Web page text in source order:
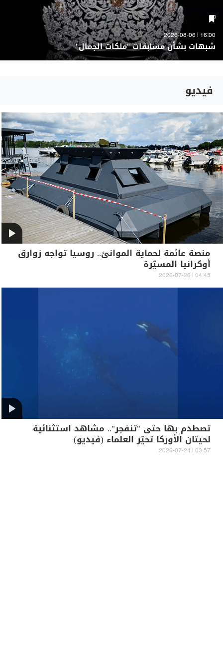
16:00 | 2026-08-06
شبهات بشأن مسابقات "ملكات الجمال"
فيديو
منصة عائمة لحماية الموانئ.. روسيا تواجه زوارق
أوكرانيا المسيّرة
04:45 | 2026-07-26
تصطدم بها حتى "تنفجر".. مشاهد استثنائية
لحيتان الأوركا تحيّر العلماء (فيديو)
03:57 | 2026-07-24